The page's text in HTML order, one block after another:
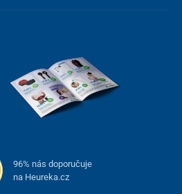
96% nás doporučuje
na Heureka.cz